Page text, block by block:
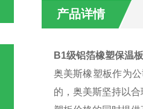
产品详情
B1级铝箔橡塑保温
奥美斯橡塑板作为
的，奥美斯坚持以